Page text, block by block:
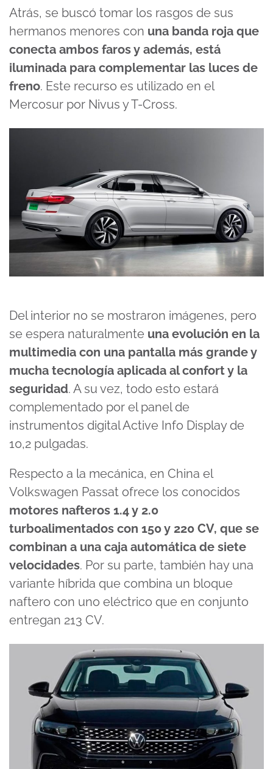
Atrás, se buscó tomar los rasgos de sus
hermanos menores con una banda roja que
conecta ambos faros y además, está
iluminada para complementar las luces de
freno. Este recurso es utilizado en el
Mercosur por Nivus y T-Cross.
Del interior no se mostraron imágenes, pero
se espera naturalmente una evolución en la
multimedia con una pantalla más grande y
mucha tecnología aplicada al confort y la
seguridad. A su vez, todo esto estará
complementado por el panel de
instrumentos digital Active Info Display de
10,2 pulgadas.
Respecto a la mecánica, en China el
Volkswagen Passat ofrece los conocidos
motores nafteros 1.4 y 2.0
turboalimentados con 150 y 220 CV, que se
combinan a una caja automática de siete
velocidades. Por su parte, también hay una
variante híbrida que combina un bloque
naftero con uno eléctrico que en conjunto
entregan 213 CV.